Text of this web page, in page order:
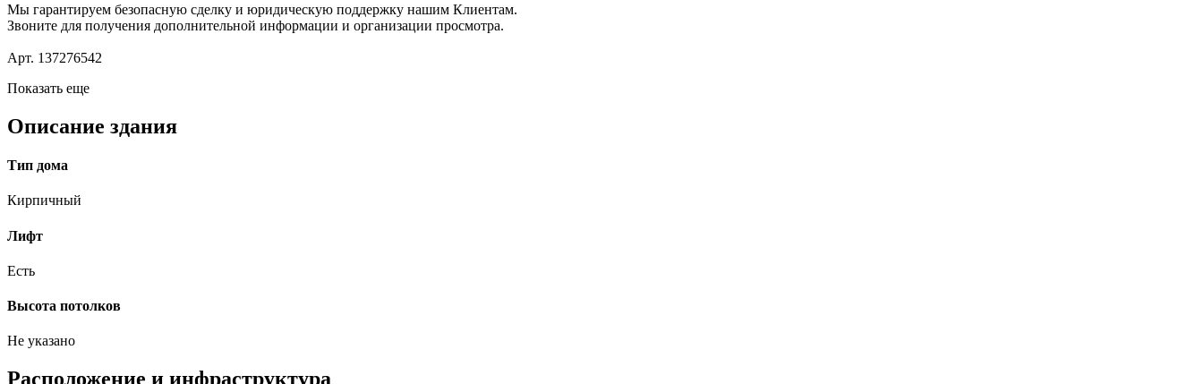
Мы гарантируем безопасную сделку и юридическую поддержку нашим Клиентам.
Звоните для получения дополнительной информации и организации просмотра.
Арт. 137276542
Показать еще
Описание здания
Тип дома
Кирпичный
Лифт
Есть
Высота потолков
Не указано
Расположение и инфраструктура